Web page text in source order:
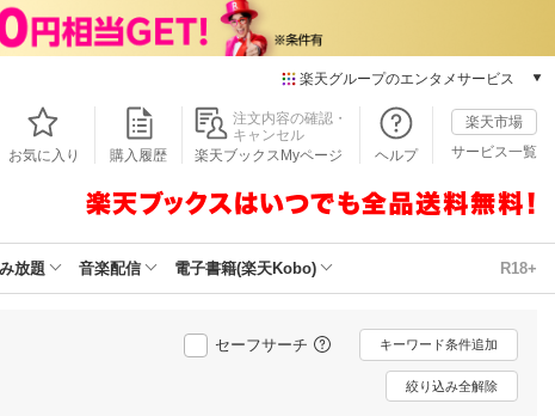
楽天グループのエンタメサービス
本/ゲーム/CD/DVD
楽天ブックス
楽天Kobo
動画配信
楽天TV
動画配信ガイド
お気に入り 購入履歴
注文内容の確認・
キャンセル
楽天ブックスMyページ
ヘルプ
楽天市場
サービス一覧
放題 音楽配信 電子書籍(楽天Kobo) R18+
セーフサーチ キーワード条件追加
絞り込み全解除